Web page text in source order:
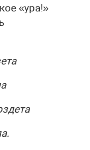
«ура!»